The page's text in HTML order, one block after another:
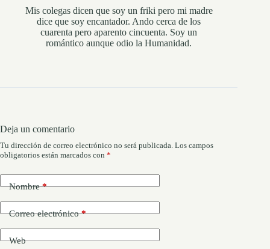
Mis colegas dicen que soy un friki pero mi madre
dice que soy encantador. Ando cerca de los
cuarenta pero aparento cincuenta. Soy un
romántico aunque odio la Humanidad.
Deja un comentario
Tu dirección de correo electrónico no será publicada. Los campos
obligatorios están marcados con *
Nombre*
Correo electrónico*
Web